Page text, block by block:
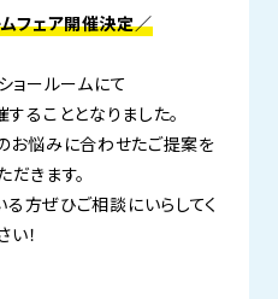
フェア開催決定／
ールームにて
することとなりました。
悩みに合わせたご提案を
だきます。
方ぜひご相談にいらしてく
い！